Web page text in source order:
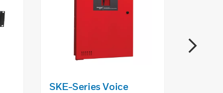
SKE-Series Voice